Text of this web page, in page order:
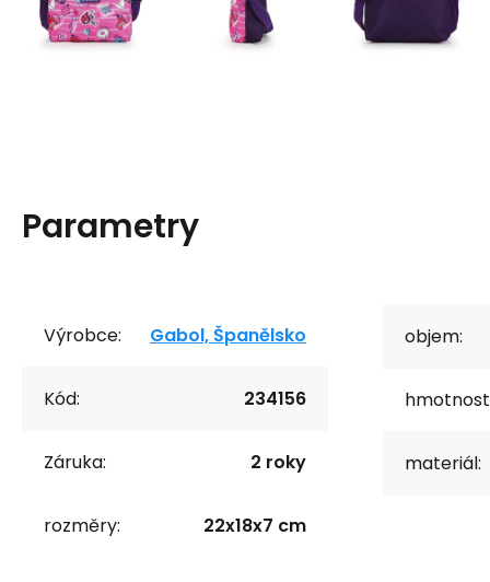
Parametry
Výrobce: Gabol, Španělsko
Kód: 234156
Záruka: 2 roky
rozměry: 22x18x7 cm
objem:
materiál: